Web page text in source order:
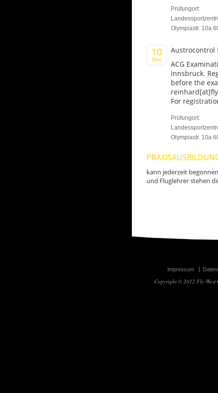
Prüfungort:
Olympiastr. 10a
10
Dec
Austrocontrol
ACG
Innsbruck.
before the
For
Prüfungort:
Olympiastr. 10a
kann jederzeit
und Fluglehrer stehen
Impressum
Copyright © 2012 Fly-